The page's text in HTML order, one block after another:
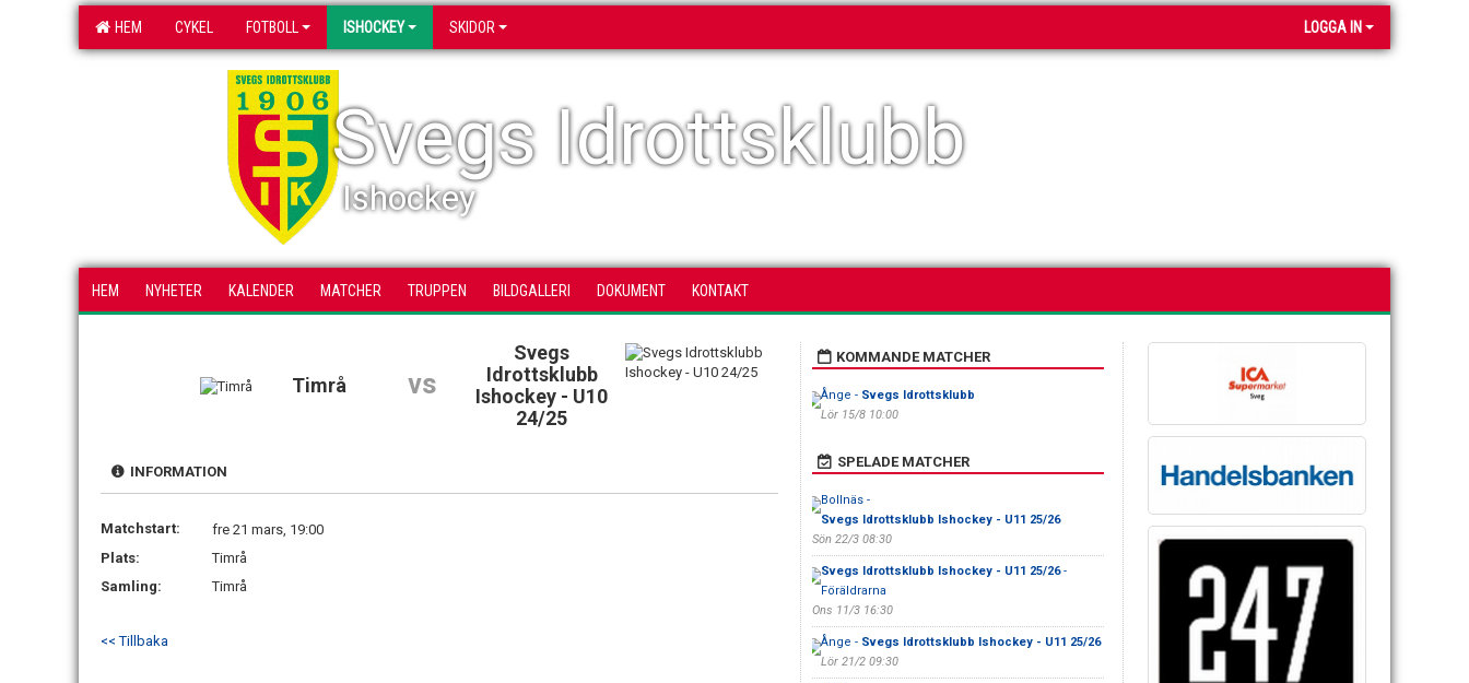
HEM CYKEL FOTBOLL ISHOCKEY SKIDOR LOGGA IN
Svegs Idrottsklubb
Ishockey
HEM NYHETER KALENDER MATCHER TRUPPEN BILDGALLERI DOKUMENT KONTAKT
Timrå vs
Svegs
Idrottsklubb
Ishockey - U10
24/25
INFORMATION
Matchstart:
fre 21 mars, 19:00
Plats:
Timrå
Samling:
Timrå
<< Tillbaka
KOMMANDE MATCHER
Ånge - Svegs Idrottsklubb
Lör 15/8 10:00
SPELADE MATCHER
Bollnäs -
Svegs Idrottsklubb Ishockey - U11 25/26
Sön 22/3 08:30
Svegs Idrottsklubb Ishockey - U11 25/26-
Föräldrarna
Ons 11/3 16:30
Ånge - Svegs Idrottsklubb Ishockey - U11 25/26
Lör 21/2 09:30